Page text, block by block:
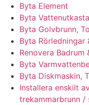
Byta Element
Byta
Byta Golvbrunn,
Byta Rörledningar
Renovera Badrum
Byta
Byta Diskmaskin,
Installera enskilt
trekammarbrunn /